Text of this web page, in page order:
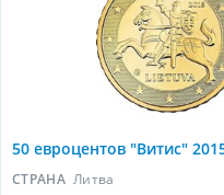
50 евроцентов "Витис"
СТРАНА Литва